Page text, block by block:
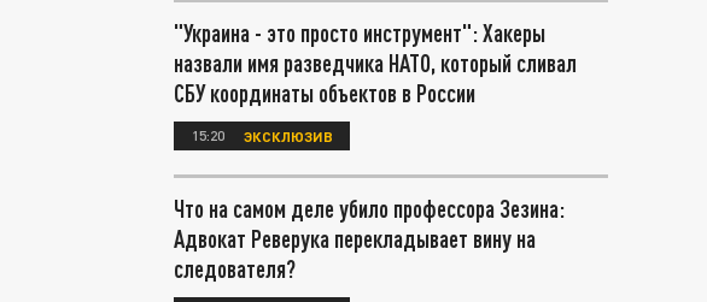
"Украина - это просто инструмент": Хакеры
назвали имя разведчика НАТО, который сливал
СБУ координаты объектов в России
15:20 ЭКСКЛЮЗИВ
Что на самом деле убило профессора Зезина:
Адвокат Реверука перекладывает вину на
следователя?